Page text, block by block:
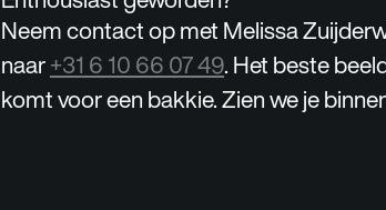
Neem contact op met Melissa
naar+31 6 10 66 07 49. Het beste
komt voor een bakkie. Zien we je